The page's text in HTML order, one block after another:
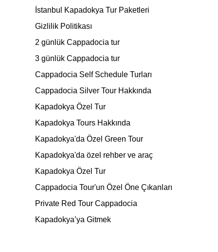
İstanbul Kapadokya Tur Paketleri
Gizlilik Politikası
2 günlük Cappadocia tur
3 günlük Cappadocia tur
Cappadocia Self Schedule Turları
Cappadocia Silver Tour Hakkında
Kapadokya Özel Tur
Kapadokya Tours Hakkında
Kapadokya'da Özel Green Tour
Kapadokya'da özel rehber ve araç
Kapadokya Özel Tur
Cappadocia Tour'un Özel Öne Çıkanları
Private Red Tour Cappadocia
Kapadokya’ya Gitmek